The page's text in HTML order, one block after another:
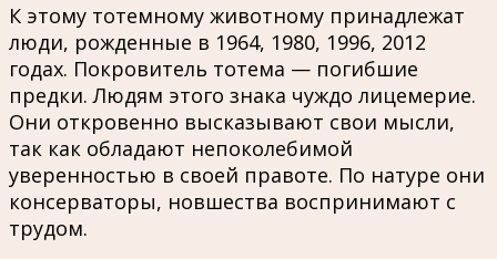
К этому тотемному животному принадлежат
люди, рожденные в 1964, 1980, 1996, 2012
годах. Покровитель тотема — погибшие
предки. Людям этого знака чуждо лицемерие.
Они откровенно высказывают свои мысли,
так как обладают непоколебимой
уверенностью в своей правоте. По натуре они
консерваторы, новшества воспринимают с
трудом.